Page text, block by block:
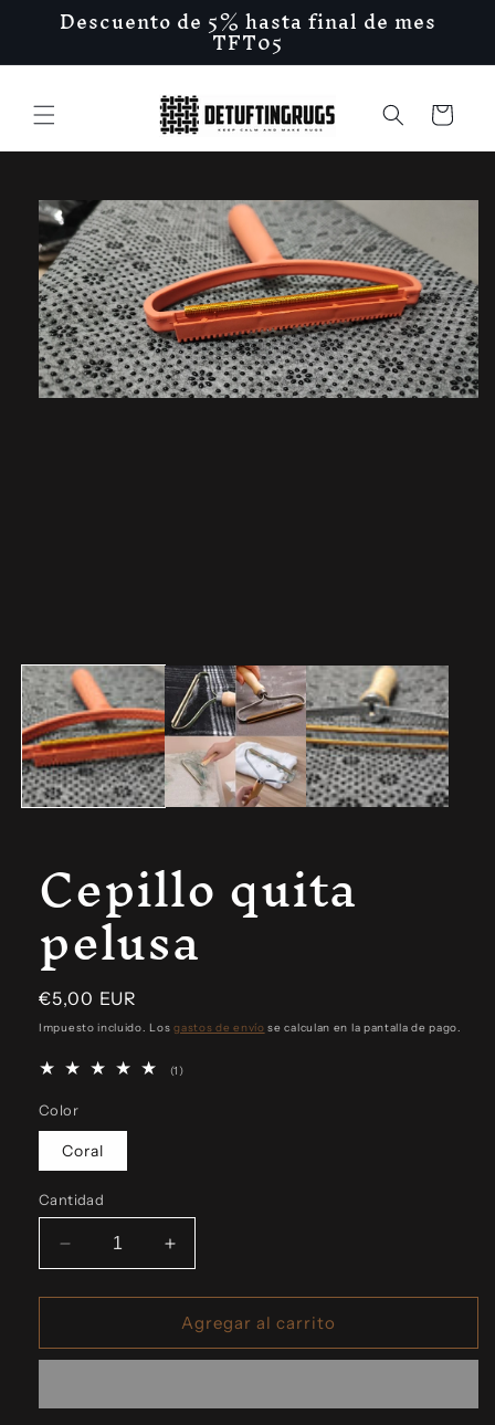
directamente
Descuento de 5% hasta final de mes
TFT05
Carrito
directamente
información
del producto
Cepillo quita
pelusa
Precio
habitual
€5,00 EUR
Impuesto incluido. Losgastos de envío se calculan en la pantalla de pago.
(1)1
Color
Coral
Cantidad
Reducir
cantidad
para
quita
Aumentar
cantidad
para
Cepillo
quita
Agregar al carrito